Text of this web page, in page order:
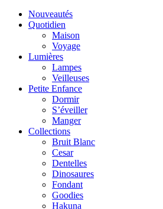
Nouveautés
Quotidien
Maison
Voyage
Lumières
Lampes
Veilleuses
Petite Enfance
Dormir
S’éveiller
Manger
Collections
Bruit Blanc
Cesar
Dentelles
Dinosaures
Fondant
Goodies
Hakuna